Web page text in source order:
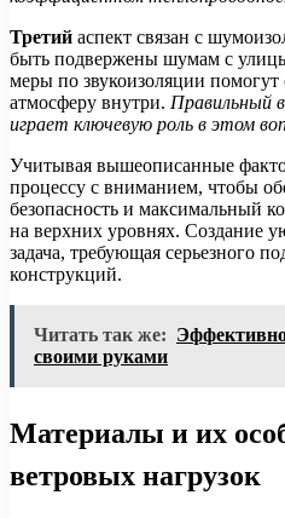
Третий аспект связан с
быть подвержены шумам с
меры по звукоизоляции
атмосферу внутри. Правильный
играет ключевую роль в этом
Учитывая вышеописанные
процессу с вниманием, чтобы
безопасность и максимальный
на верхних уровнях. Создание
задача, требующая серьезного
конструкций.
Читать так же:
своими руками
Материалы и их
ветровых нагрузок